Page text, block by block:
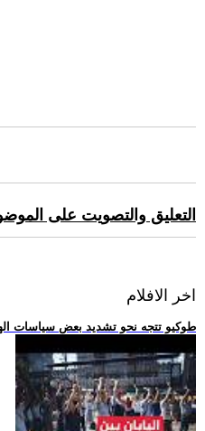
التعليق والتصويت على
اخر الافلام
.. طوكيو تتجه نحو تشديد بعض سياسات